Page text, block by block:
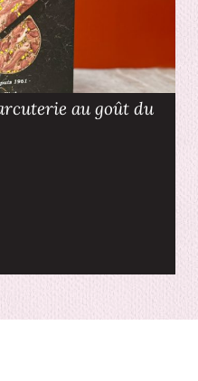
au goût du